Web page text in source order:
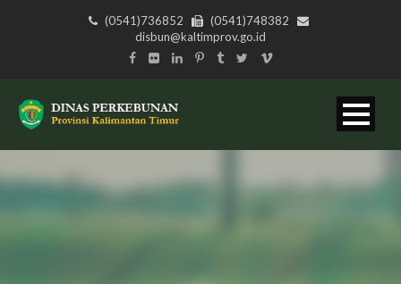
(0541)736852
(0541)748382
disbun@kaltimprov.go.id